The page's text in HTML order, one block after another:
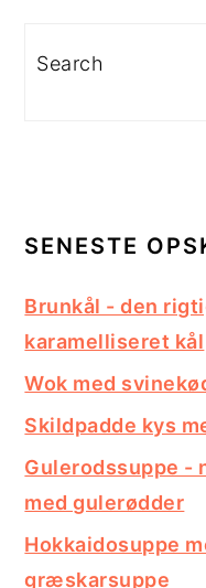
Search
SENESTE
Brunkål - den
karamelliseret kål
Wok med
Skildpadde kys
Gulerodssuppe -
med gulerødder
Hokkaidosuppe
græskarsuppe